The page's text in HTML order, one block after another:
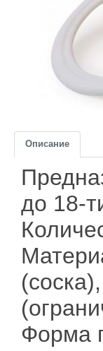
Описание
до 18-
Форма